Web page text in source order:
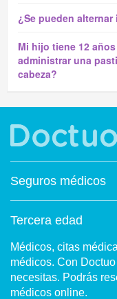
¿Se pueden
Mi hijo tiene 12
administrar una
cabeza?
Seguros médicos
Tercera edad
Médicos, citas
médicos. Con
necesitas. Podrás
médicos online.